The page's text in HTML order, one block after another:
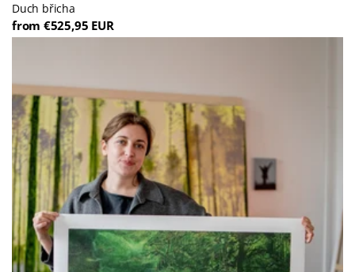
Duch břicha
from €525,95 EUR